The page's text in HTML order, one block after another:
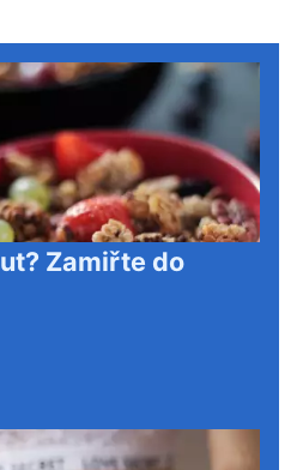
Zamiřte do